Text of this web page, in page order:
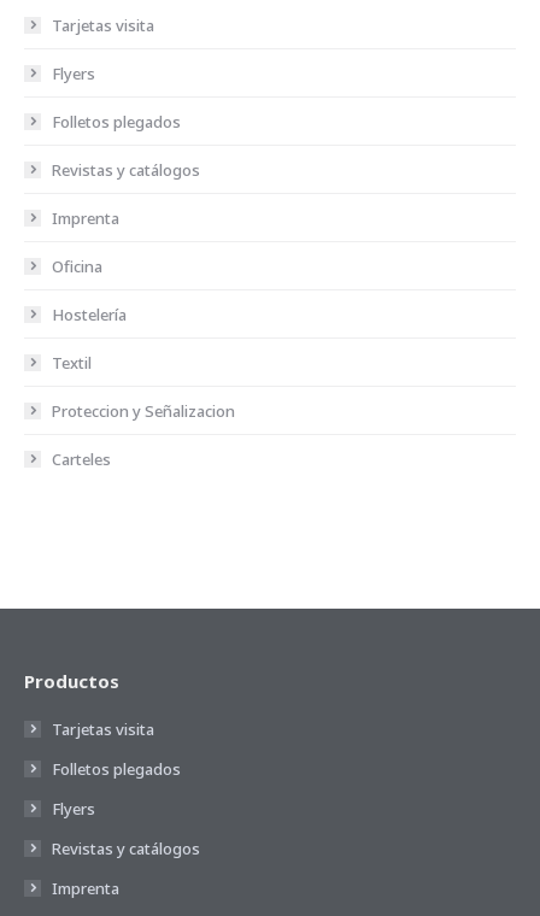
Tarjetas visita
Flyers
Folletos plegados
Revistas y catálogos
Imprenta
Oficina
Hostelería
Textil
Proteccion y Señalizacion
Carteles
Productos
Tarjetas visita
Folletos plegados
Flyers
Revistas y catálogos
Imprenta